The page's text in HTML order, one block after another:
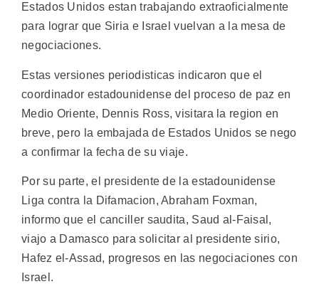
Estados Unidos estan trabajando extraoficialmente
para lograr que Siria e Israel vuelvan a la mesa de
negociaciones.
Estas versiones periodisticas indicaron que el
coordinador estadounidense del proceso de paz en
Medio Oriente, Dennis Ross, visitara la region en
breve, pero la embajada de Estados Unidos se nego
a confirmar la fecha de su viaje.
Por su parte, el presidente de la estadounidense
Liga contra la Difamacion, Abraham Foxman,
informo que el canciller saudita, Saud al-Faisal,
viajo a Damasco para solicitar al presidente sirio,
Hafez el-Assad, progresos en las negociaciones con
Israel.